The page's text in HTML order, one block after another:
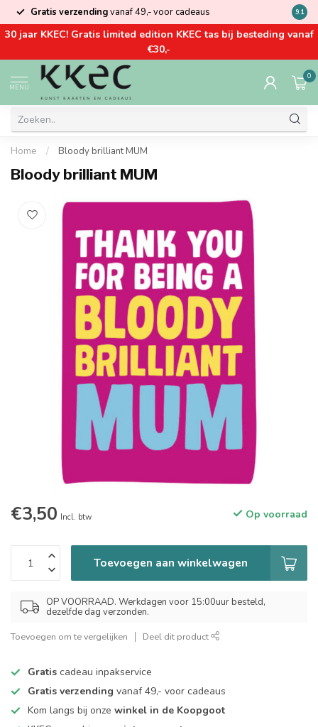
Gratis verzendingvanaf 49,- voor cadeaus Kom
9.1
30 jaar KKEC! Gratis limited edition KKEC tas bij besteding vanaf
€30,-
MENU
0
Home / Bloody brilliant MUM
Bloody brilliant MUM
€3,50 Incl. btw Op voorraad
Toevoegen aan winkelwagen
OP VOORRAAD. Werkdagen voor 15:00uur besteld,
dezelfde dag verzonden.
Toevoegen om te vergelijken Deel dit product
Gratis cadeau inpakservice
Gratis verzending vanaf 49,- voor cadeaus
Kom langs bij onze winkel in de Koopgoot